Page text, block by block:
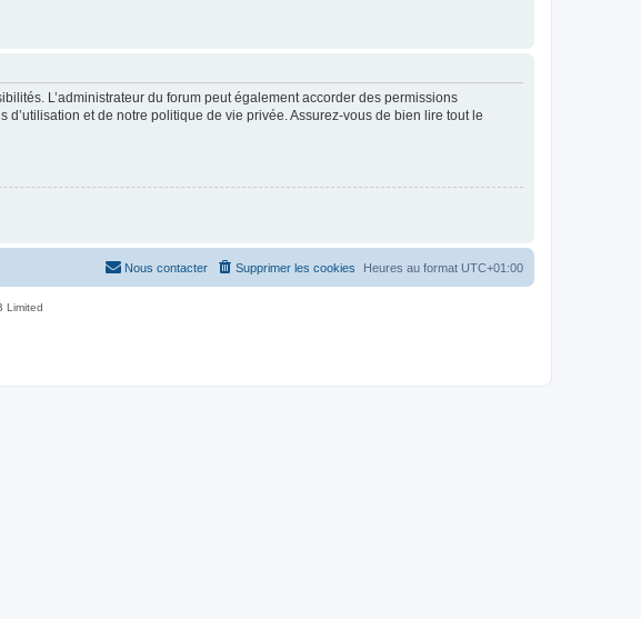
L’administrateur du forum peut également accorder des permissions
et de notre politique de vie privée. Assurez-vous de bien lire tout le
Heures au format UTC+01:00
Supprimer les cookies
Nous contacter
Limited